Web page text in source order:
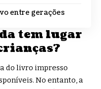
entre gerações
tem lugar
do livro impresso
No entanto, a